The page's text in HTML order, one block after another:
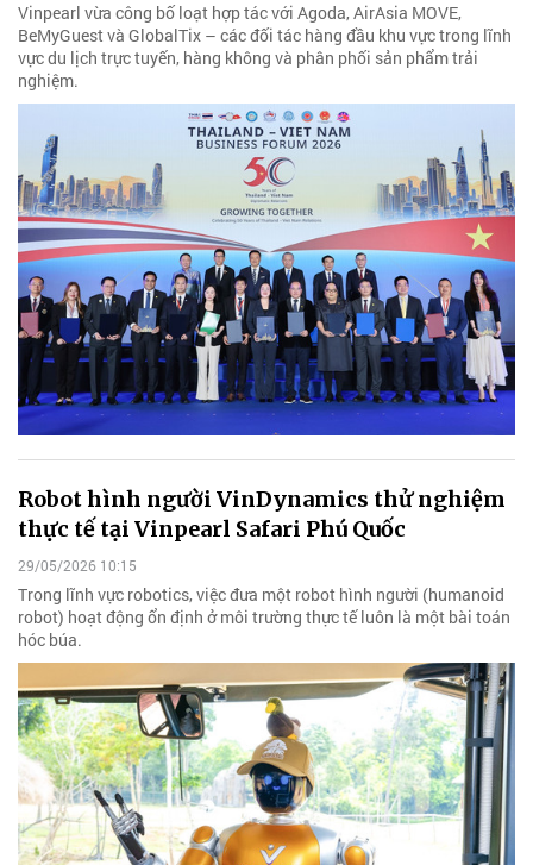
Vinpearl vừa công bố loạt hợp tác với Agoda, AirAsia MOVE,
BeMyGuest và GlobalTix – các đối tác hàng đầu khu vực trong lĩnh
vực du lịch trực tuyến, hàng không và phân phối sản phẩm trải
nghiệm.
Robot hình người VinDynamics thử nghiệm
thực tế tại Vinpearl Safari Phú Quốc
29/05/2026 10:15
Trong lĩnh vực robotics, việc đưa một robot hình người (humanoid
robot) hoạt động ổn định ở môi trường thực tế luôn là một bài toán
hóc búa.